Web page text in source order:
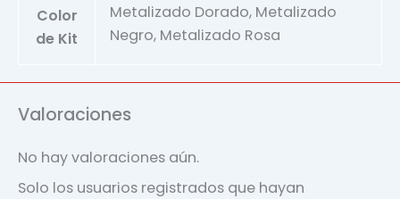
Color
de Kit
Metalizado Dorado, Metalizado
Negro, Metalizado Rosa
Valoraciones
No hay valoraciones aún.
Solo los usuarios registrados que hayan